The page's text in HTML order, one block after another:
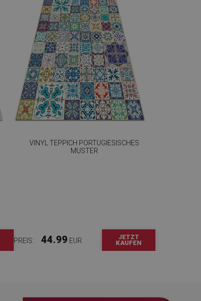
VINYL TEPPICH PORTUGIESISCHES
MUSTER
PREIS: 44.99 EUR
JETZT
KAUFEN